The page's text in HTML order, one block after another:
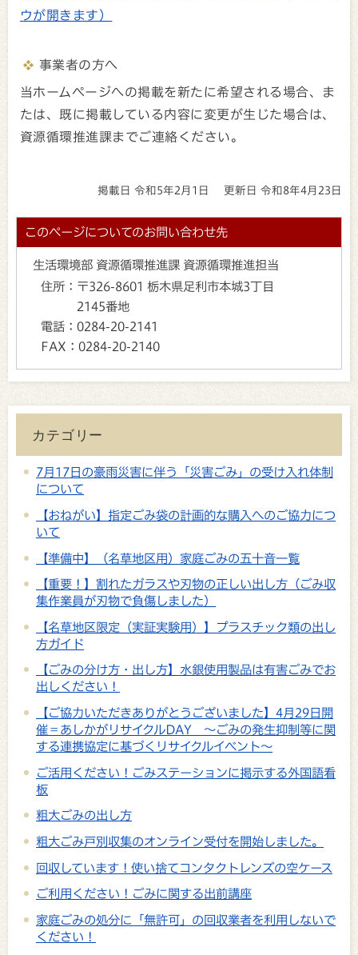
ウが開きます）
事業者の方へ
当ホームページへの掲載を新たに希望される場合、ま
たは、既に掲載している内容に変更が生じた場合は、
資源循環推進課までご連絡ください。
掲載日 令和5年2月1日 更新日 令和8年4月23日
このページについてのお問い合わせ先
生活環境部 資源循環推進課 資源循環推進担当
住所： 〒326-8601 栃木県足利市本城3丁目
2145番地
電話： 0284-20-2141
FAX： 0284-20-2140
カテゴリー
7月17日の豪雨災害に伴う「災害ごみ」の受け入れ体制
について
【おねがい】指定ごみ袋の計画的な購入へのご協力につ
いて
【準備中】（名草地区用）家庭ごみの五十音一覧
【重要！】割れたガラスや刃物の正しい出し方（ごみ収
集作業員が刃物で負傷しました）
【名草地区限定（実証実験用）】プラスチック類の出し
方ガイド
【ごみの分け方・出し方】水銀使用製品は有害ごみでお
出しください！
【ご協力いただきありがとうございました】4月29日開
催＝あしかがリサイクルDAY ～ごみの発生抑制等に関
する連携協定に基づくリサイクルイベント～
ご活用ください！ごみステーションに掲示する外国語看
板
粗大ごみの出し方
粗大ごみ戸別収集のオンライン受付を開始しました。
回収しています！使い捨てコンタクトレンズの空ケース
ご利用ください！ごみに関する出前講座
家庭ごみの処分に「無許可」の回収業者を利用しないで
ください！